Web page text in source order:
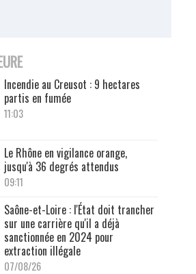
Incendie au Creusot : 9 hectares
partis en fumée
11:03
Le Rhône en vigilance orange,
jusqu'à 36 degrés attendus
09:11
Saône-et-Loire : l'État doit trancher
sur une carrière qu'il a déjà
sanctionnée en 2024 pour
extraction illégale
07/08/26